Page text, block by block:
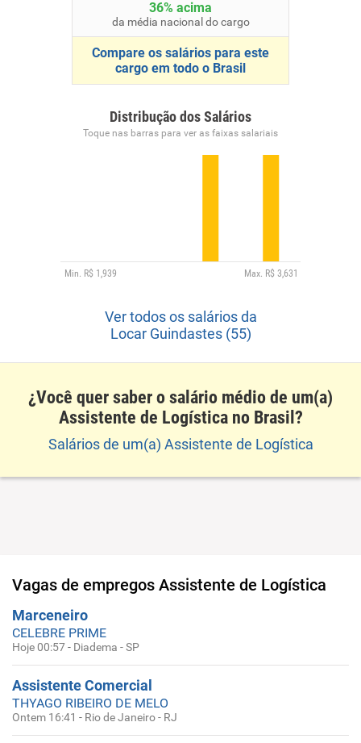
36% acima
da média nacional do cargo
Compare os salários para este
cargo em todo o Brasil
Distribução dos Salários
Toque nas barras para ver as faixas salariais
Ver todos os salários da
Locar Guindastes (55)
¿Você quer saber o salário médio de um(a)
Assistente de Logística no Brasil?
Salários de um(a) Assistente de Logística
Vagas de empregos Assistente de Logística
Marceneiro
CELEBRE PRIME
Hoje 00:57- Diadema - SP
Assistente Comercial
THYAGO RIBEIRO DE MELO
Ontem 16:41 - Rio de Janeiro - RJ